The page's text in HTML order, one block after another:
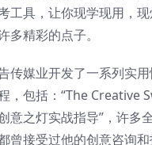
工具，让你现学现用，
多精彩的点子。
传媒业开发了一系列实
，包括：“The Creative
意之灯实战指导”，许多
曾接受过他的创意咨询和